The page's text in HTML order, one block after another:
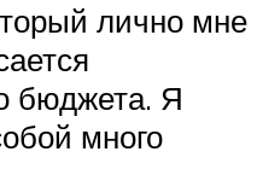
лично мне
бюджета. Я
много